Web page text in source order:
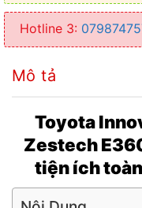
● Kết nối: 4G LTE, WiFi,
● Camera 360: 4 mắt
● Hỗ trợ: CarPlay/Android
● Tính năng điều khiển:
Hotline 3:
Mô tả
Toyota
Zestech
tiện ích